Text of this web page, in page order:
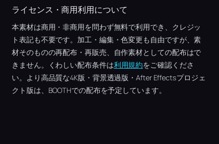
ライセンス・商用利用について
本素材は商用・非商用を問わず無料で利用でき、クレジッ
ト表記も不要です。加工・編集・色変更も自由ですが、素
材そのものの再配布・再販売、自作素材としての配布はで
きません。くわしい配布条件は利用規約をご確認くださ
い。より高品質な4K版・背景透過版・After Effectsプロジェ
クト版は、BOOTHでの配布を予定しています。